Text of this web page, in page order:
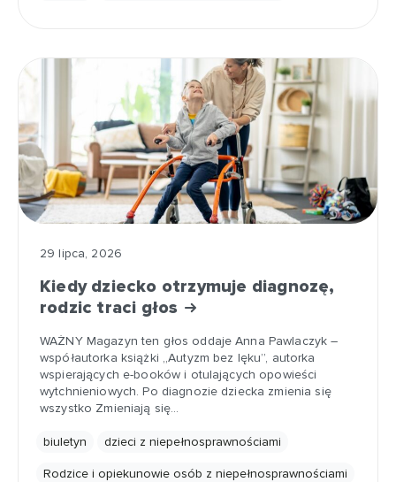
29 lipca, 2026
Kiedy dziecko otrzymuje diagnozę,
rodzic traci głos
WAŻNY Magazyn ten głos oddaje Anna Pawlaczyk –
współautorka książki „Autyzm bez lęku”, autorka
wspierających e-booków i otulających opowieści
wytchnieniowych. Po diagnozie dziecka zmienia się
wszystko Zmieniają się…
biuletyn dzieci z niepełnosprawnościami
Rodzice i opiekunowie osób z niepełnosprawnościami